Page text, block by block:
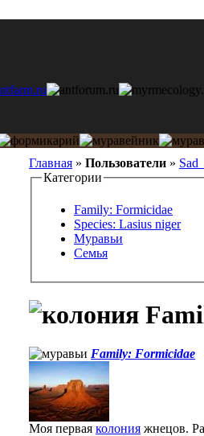
Главная » Пользователи »
Категории
Family: Formicidae
Species: Lasius niger
Муравьи
Семья
Family: Formicidae
Моя первая колония жнецов.